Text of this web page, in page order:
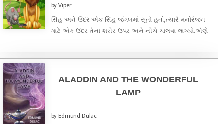
by Viper
સિંહ અને ઉંદર એક સિંહ જંગલમાં સૂતો હતો,ત્યારે મનોરંજન
માટે એક ઉંદર તેના શરીર ઉપર અને નીચે ચાલવા લાગ્યો.એણે
ALADDIN AND THE WONDERFUL
LAMP
by Edmund Dulac